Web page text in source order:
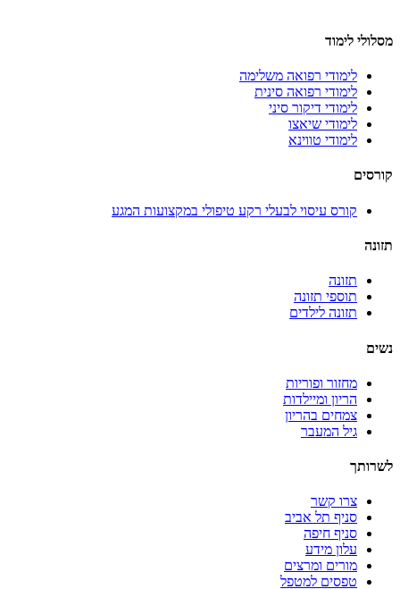
מסלולי לימוד
לימודי רפואה משלימה
לימודי רפואה סינית
לימודי דיקור סיני
לימודי שיאצו
לימודי טווינא
קורסים
קורס עיסוי לבעלי רקע טיפולי במקצועות המגע
תזונה
תזונה
תוספי תזונה
תזונה לילדים
נשים
מחזור ופוריות
הריון ומיילדות
צמחים בהריון
גיל המעבר
לשרותך
צרו קשר
סניף תל אביב
סניף חיפה
עלון מידע
מורים ומרצים
טפסים למטפל